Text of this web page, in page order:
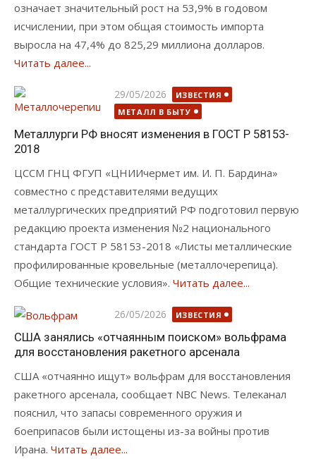
означает значительный рост на 53,9% в годовом
исчислении, при этом общая стоимость импорта
выросла на 47,4% до 825,29 миллиона долларов.
Читать далее...
Опубликовано
29/05/2026
ИЗВЕСТИЯ
МЕТАЛЛ В БЫТУ
Металлурги РФ вносят изменения в ГОСТ Р 58153-
2018
ЦССМ ГНЦ ФГУП «ЦНИИчермет им. И. П. Бардина»
совместно с представителями ведущих
металлургических предприятий РФ подготовил первую
редакцию проекта изменения №2 национального
стандарта ГОСТ Р 58153-2018 «Листы металлические
профилированные кровельные (металлочерепица).
Общие технические условия». Читать далее...
Опубликовано
26/05/2026 ИЗВЕСТИЯ
США занялись «отчаянным поиском» вольфрама
для восстановления ракетного арсенала
США «отчаянно ищут» вольфрам для восстановления
ракетного арсенала, сообщает NBC News. Телеканал
пояснил, что запасы современного оружия и
боеприпасов были истощены из-за войны против
Ирана. Читать далее...